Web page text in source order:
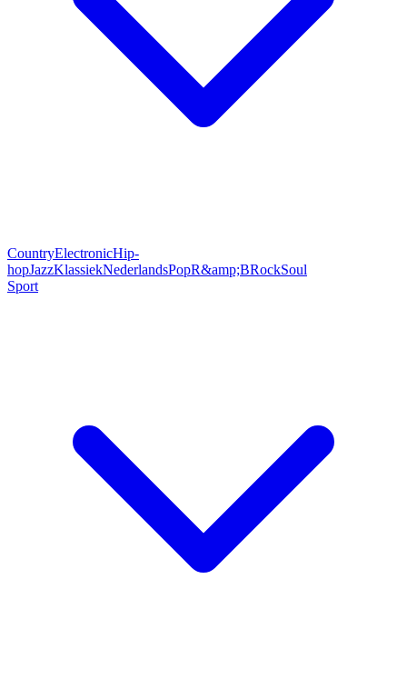
CountryElectronicHip-
hopJazzKlassiekNederlandsPopR&amp;BRockSoul
Sport